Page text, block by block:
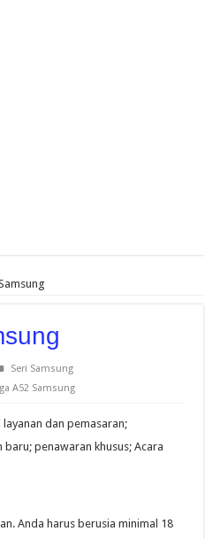
Seri Samsung
A52 Samsung
dan pemasaran;
penawaran khusus; Acara
Anda harus berusia minimal 18